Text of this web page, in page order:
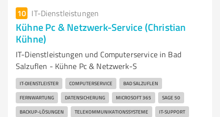
10 IT-Dienstleistungen
Kühne Pc & Netzwerk-Service (Christian
Kühne)
IT-Dienstleistungen und Computerservice in Bad
Salzuflen - Kühne Pc & Netzwerk-S
IT-DIENSTLEISTER COMPUTERSERVICE BAD SALZUFLEN
FERNWARTUNG DATENSICHERUNG MICROSOFT 365 SAGE 50
BACKUP-LÖSUNGEN TELEKOMMUNIKATIONSSYSTEME IT-SUPPORT